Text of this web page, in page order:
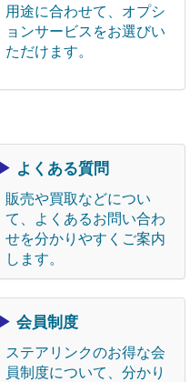
用途に合わせて、オプシ
ョンサービスをお選びい
ただけます。
▶ よくある質問
販売や買取などについ
て、よくあるお問い合わ
せを分かりやすくご案内
します。
▶ 会員制度
ステアリンクのお得な会
員制度について、分かり